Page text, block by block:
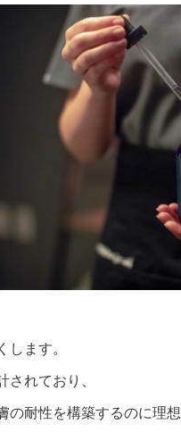
ます。
れており、
の耐性を構築するのに理